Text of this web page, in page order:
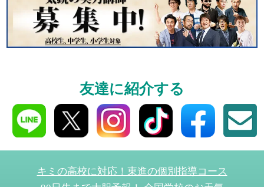
高3生・高2生・高1生対
資料請求・イベン
ら！
友達に紹介する
キミの高校に対応！東進の個別指導コース